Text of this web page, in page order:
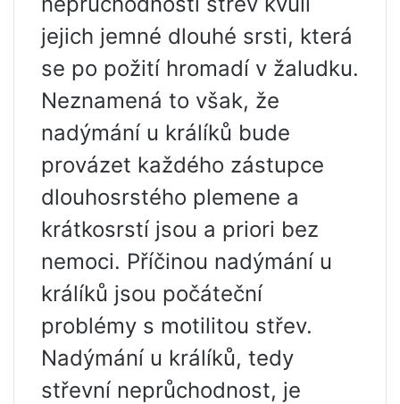
jejich jemné dlouhé srsti, která
se po požití hromadí v žaludku.
Neznamená to však, že
nadýmání u králíků bude
provázet každého zástupce
dlouhosrstého plemene a
krátkosrstí jsou a priori bez
nemoci. Příčinou nadýmání u
králíků jsou počáteční
problémy s motilitou střev.
Nadýmání u králíků, tedy
střevní neprůchodnost, je